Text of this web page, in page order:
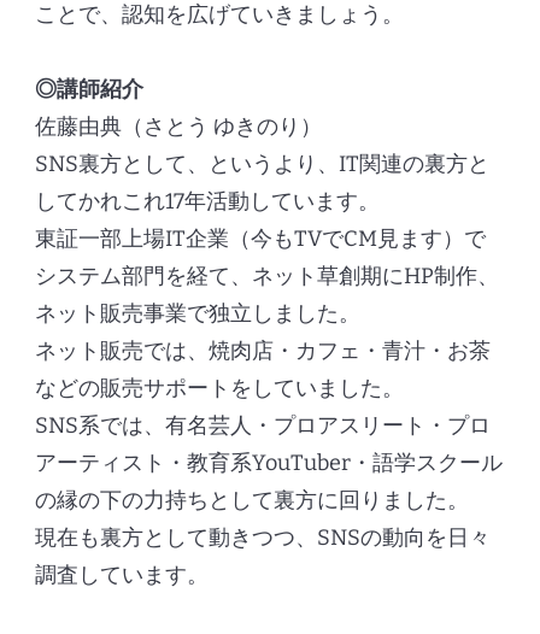
ことで、認知を広げていきましょう。
◎講師紹介
佐藤由典（さとう ゆきのり）
SNS裏方として、というより、IT関連の裏方と
してかれこれ17年活動しています。
東証一部上場IT企業（今もTVでCM見ます）で
システム部門を経て、ネット草創期にHP制作、
ネット販売事業で独立しました。
ネット販売では、焼肉店・カフェ・青汁・お茶
などの販売サポートをしていました。
SNS系では、有名芸人・プロアスリート・プロ
アーティスト・教育系YouTuber・語学スクール
の縁の下の力持ちとして裏方に回りました。
現在も裏方として動きつつ、SNSの動向を日々
調査しています。